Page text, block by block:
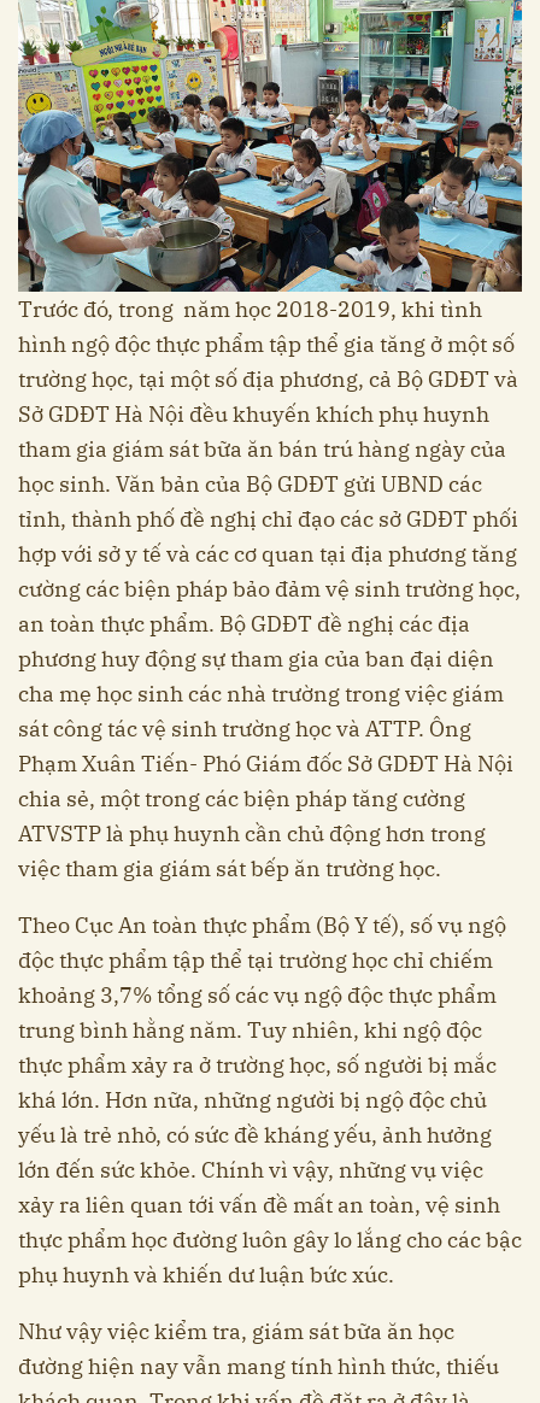
Trước đó, trong năm học 2018-2019, khi tình
hình ngộ độc thực phẩm tập thể gia tăng ở một số
trường học, tại một số địa phương, cả Bộ GDĐT và
Sở GDĐT Hà Nội đều khuyến khích phụ huynh
tham gia giám sát bữa ăn bán trú hàng ngày của
học sinh. Văn bản của Bộ GDĐT gửi UBND các
tỉnh, thành phố đề nghị chỉ đạo các sở GDĐT phối
hợp với sở y tế và các cơ quan tại địa phương tăng
cường các biện pháp bảo đảm vệ sinh trường học,
an toàn thực phẩm. Bộ GDĐT đề nghị các địa
phương huy động sự tham gia của ban đại diện
cha mẹ học sinh các nhà trường trong việc giám
sát công tác vệ sinh trường học và ATTP. Ông
Phạm Xuân Tiến- Phó Giám đốc Sở GDĐT Hà Nội
chia sẻ, một trong các biện pháp tăng cường
ATVSTP là phụ huynh cần chủ động hơn trong
việc tham gia giám sát bếp ăn trường học.
Theo Cục An toàn thực phẩm (Bộ Y tế), số vụ ngộ
độc thực phẩm tập thể tại trường học chỉ chiếm
khoảng 3,7% tổng số các vụ ngộ độc thực phẩm
trung bình hằng năm. Tuy nhiên, khi ngộ độc
thực phẩm xảy ra ở trường học, số người bị mắc
khá lớn. Hơn nữa, những người bị ngộ độc chủ
yếu là trẻ nhỏ, có sức đề kháng yếu, ảnh hưởng
lớn đến sức khỏe. Chính vì vậy, những vụ việc
xảy ra liên quan tới vấn đề mất an toàn, vệ sinh
thực phẩm học đường luôn gây lo lắng cho các bậc
phụ huynh và khiến dư luận bức xúc.
Như vậy việc kiểm tra, giám sát bữa ăn học
đường hiện nay vẫn mang tính hình thức, thiếu